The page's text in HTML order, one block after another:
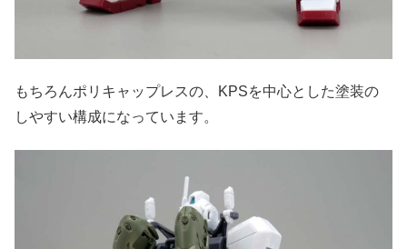
もちろんポリキャップレスの、KPSを中心とした塗装の
しやすい構成になっています。